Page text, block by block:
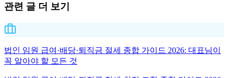
관련 글 더 보기
법인 임원 급여·배당·퇴직금 절세 종합 가이드 2026: 대표님이
꼭 알아야 할 모든 것